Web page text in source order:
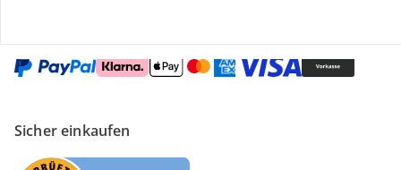
Sicher einkaufen